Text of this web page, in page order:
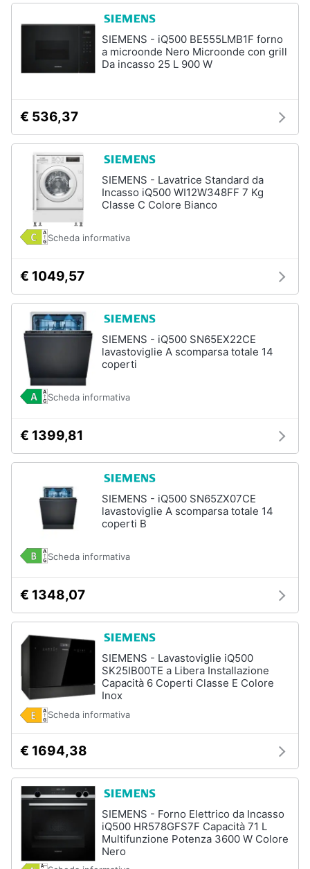
SIEMENS - iQ500 BE555LMB1F forno
a microonde Nero Microonde con grill
Da incasso 25 L 900 W
€ 536,37
SIEMENS - Lavatrice Standard da
Incasso iQ500 WI12W348FF 7 Kg
Classe C Colore Bianco
Scheda informativa
€ 1049,57
SIEMENS - iQ500 SN65EX22CE
lavastoviglie A scomparsa totale 14
coperti
Scheda informativa
€ 1399,81
SIEMENS - iQ500 SN65ZX07CE
lavastoviglie A scomparsa totale 14
coperti B
Scheda informativa
€ 1348,07
SIEMENS - Lavastoviglie iQ500
SK25IB00TE a Libera Installazione
Capacità 6 Coperti Classe E Colore
Inox
Scheda informativa
€ 1694,38
SIEMENS - Forno Elettrico da Incasso
iQ500 HR578GFS7F Capacità 71 L
Multifunzione Potenza 3600 W Colore
Nero